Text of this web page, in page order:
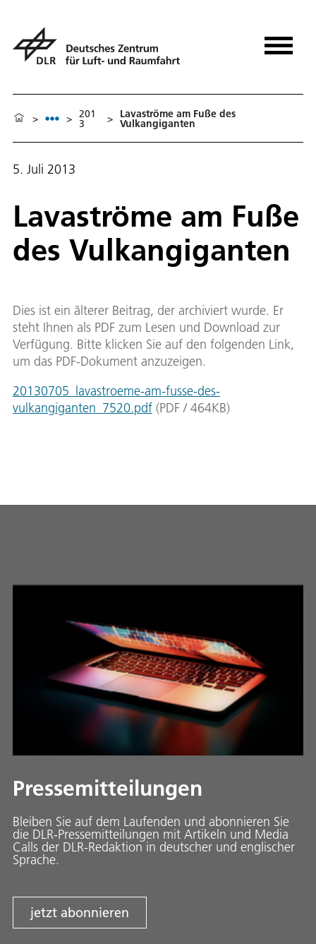
> > 201
3 > Lavaströme am Fuße des
Vulkangiganten
5. Juli 2013
Lavaströme am Fuße
des Vulkangiganten
Dies ist ein älterer Beitrag, der archiviert wurde. Er
steht Ihnen als PDF zum Lesen und Download zur
Verfügung. Bitte klicken Sie auf den folgenden Link,
um das PDF-Dokument anzuzeigen.
20130705_lavastroeme-am-fusse-des-
vulkangiganten_7520.pdf (PDF / 464KB)
Pressemitteilungen
Bleiben Sie auf dem Laufenden und abonnieren Sie
die DLR-Pressemitteilungen mit Artikeln und Media
Calls der DLR-Redaktion in deutscher und englischer
Sprache.
jetzt abonnieren